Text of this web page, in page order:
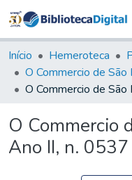
Início Hemeroteca
O Commercio de São
O Commercio
Ano II, n. 0537